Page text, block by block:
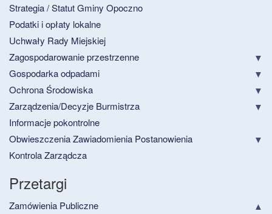
Strategia / Statut Gminy Opoczno
Podatki i opłaty lokalne
Uchwały Rady Miejskiej
Zagospodarowanie przestrzenne
Gospodarka odpadami
Ochrona Środowiska
Zarządzenia/Decyzje Burmistrza
Informacje pokontrolne
Obwieszczenia Zawiadomienia Postanowienia
Kontrola Zarządcza
Przetargi
Zamówienia Publiczne